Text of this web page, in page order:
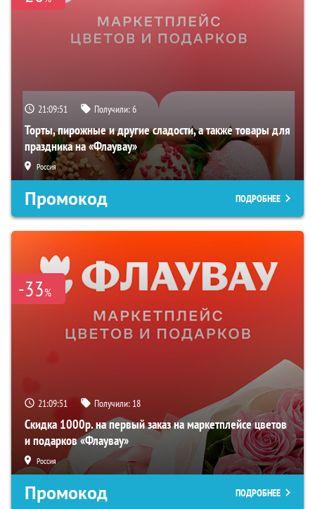
21:09:50 Получили:6
Торты, пирожные и другие сладости, а также товары для
праздника на «Флаувау»
Россия
Промокод ПОДРОБНЕЕ
-33%
21:09:50 Получили: 18
Скидка 1000р. на первый заказ на маркетплейсе цветов
и подарков «Флаувау»
Россия
Промокод ПОДРОБНЕЕ